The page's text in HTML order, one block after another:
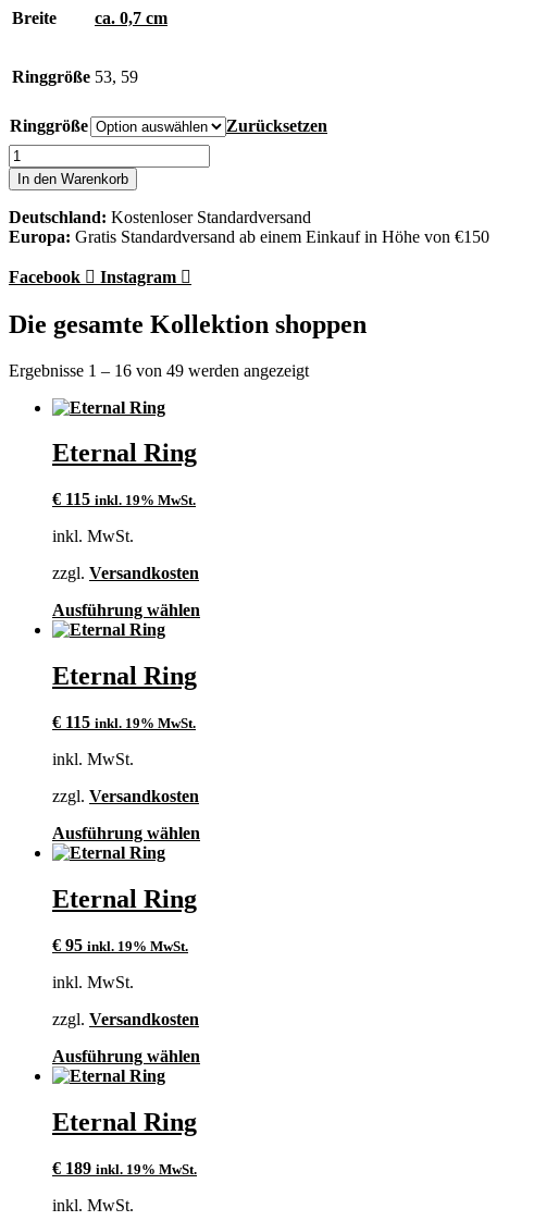
Breite ca. 0,7 cm
Ringgröße 53, 59
Ringgröße
Zurücksetzen
Eternal
Ring
Menge
In den Warenkorb
Deutschland: Kostenloser Standardversand
Europa: Gratis Standardversand ab einem Einkauf in Höhe von €150
Facebook Instagram
Die gesamte Kollektion shoppen
Ergebnisse 1 – 16 von 49 werden angezeigt
Eternal Ring
€ 115 inkl. 19% MwSt.
inkl. MwSt.
zzgl. Versandkosten
Ausführung wählen
gewählt
Eternal Ring
€ 115 inkl. 19% MwSt.
inkl. MwSt.
zzgl. Versandkosten
Ausführung wählen
gewählt
Eternal Ring
€ 95 inkl. 19% MwSt.
inkl. MwSt.
zzgl. Versandkosten
Ausführung wählen
Eternal Ring
€ 189 inkl. 19% MwSt.
inkl. MwSt.